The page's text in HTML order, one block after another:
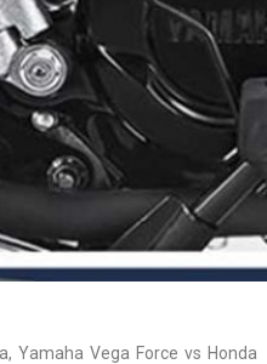
Yamaha Vega Force vs Honda